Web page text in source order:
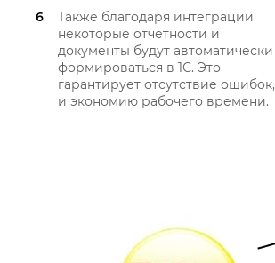
Также благодаря интеграции
некоторые отчетности и
документы будут автоматически
формироваться в 1С. Это
гарантирует отсутствие ошибок,
и экономию рабочего времени.